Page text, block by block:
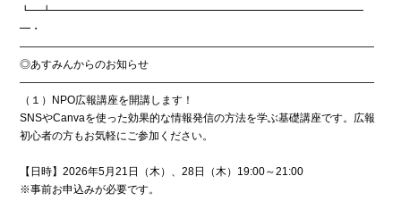
┗━┻━━━━━━━━━━━━━━━━━━━━━━━━━━━━━
━・
―――――――――――――――――――――――――――――――――
◎あすみんからのお知らせ
―――――――――――――――――――――――――――――――――
（１）NPO広報講座を開講します！
SNSやCanvaを使った効果的な情報発信の方法を学ぶ基礎講座です。広報
初心者の方もお気軽にご参加ください。
【日時】2026年5月21日（木）、28日（木）19:00～21:00
※事前お申込みが必要です。